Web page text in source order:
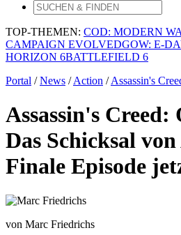
TOP-THEMEN: COD: MODERN
CAMPAIGN EVOLVEDGOW: E-
HORIZON 6BATTLEFIELD 6
Portal /News /Action /Assassin's
Assassin's Creed:
Das Schicksal
Finale Episode
von Marc Friedrichs